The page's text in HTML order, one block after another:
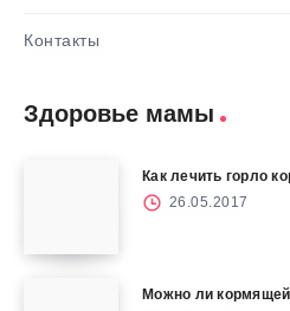
Контакты
Здоровье мамы
Как лечить горло
26.05.2017
Можно ли